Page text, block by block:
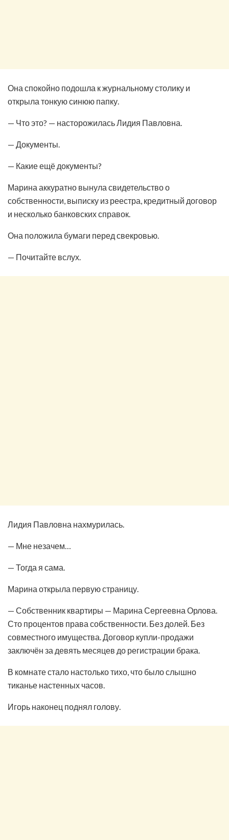
Она спокойно подошла к журнальному столику и
открыла тонкую синюю папку.
— Что это? — насторожилась Лидия Павловна.
— Документы.
— Какие ещё документы?
Марина аккуратно вынула свидетельство о
собственности, выписку из реестра, кредитный договор
и несколько банковских справок.
Она положила бумаги перед свекровью.
— Почитайте вслух.
Лидия Павловна нахмурилась.
— Мне незачем…
— Тогда я сама.
Марина открыла первую страницу.
— Собственник квартиры — Марина Сергеевна Орлова.
Сто процентов права собственности. Без долей. Без
совместного имущества. Договор купли-продажи
заключён за девять месяцев до регистрации брака.
В комнате стало настолько тихо, что было слышно
тиканье настенных часов.
Игорь наконец поднял голову.